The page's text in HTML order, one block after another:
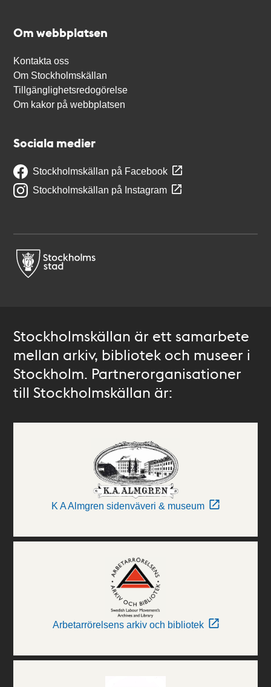
Om webbplatsen
Kontakta oss
Om Stockholmskällan
Tillgänglighetsredogörelse
Om kakor på webbplatsen
Sociala medier
Stockholmskällan på Facebook
Stockholmskällan på Instagram
Stockholmskällan är ett samarbete
mellan arkiv, bibliotek och museer i
Stockholm. Partnerorganisationer
till Stockholmskällan är:
K A Almgren sidenväveri & museum
Arbetarrörelsens arkiv och bibliotek